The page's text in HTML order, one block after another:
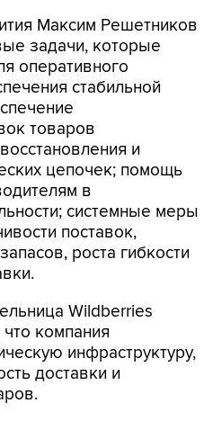
Максим Решетников
задачи, которые
оперативного
стабильной
товаров
и
цепочек; помощь
в
системные меры
поставок,
роста гибкости
Wildberries
компания
инфраструктуру,
доставки и